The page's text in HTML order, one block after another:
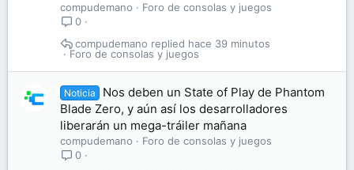
compudemano
Foro de consolas y juegos
0
Foro de consolas y juegos
hace 39 minutos
compudemano
Noticia
Nos deben un State of Play de Phantom
Blade Zero, y aún así los desarrolladores
liberarán un mega-tráiler mañana
compudemano
Foro de consolas y juegos
0